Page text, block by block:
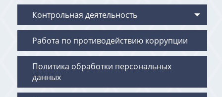
Контрольная деятельность
Работа по противодействию коррупции
Политика обработки персональных
данных